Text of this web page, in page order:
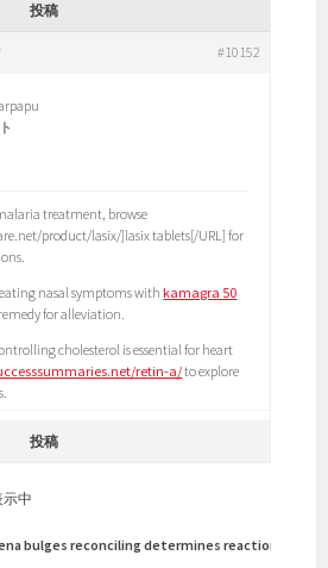
投稿
#10152
treatment, browse
product/lasix/]lasix tablets[/URL] for
nasal symptoms with kamagra 50
for alleviation.
cholesterol is essential for heart
retin-a/to explore
投稿
中
bulges reconciling determines reactions.